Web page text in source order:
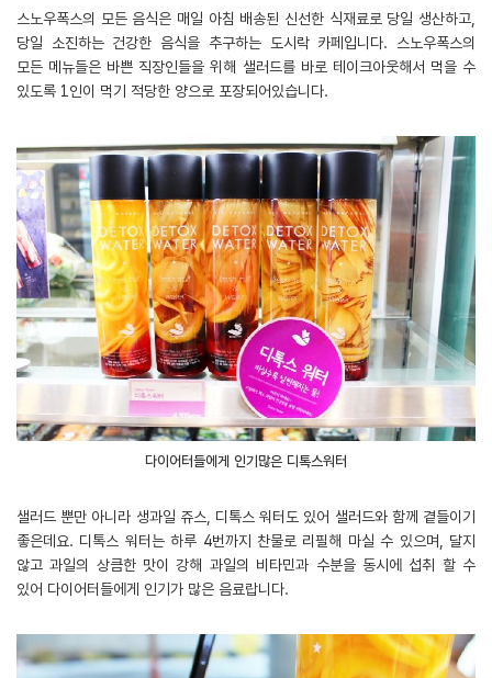
스노우폭스의 모든 음식은 매일 아침 배송된 신선한 식재료로 당일 생산하고,
당일 소진하는 건강한 음식을 추구하는 도시락 카페입니다. 스노우폭스의
모든 메뉴들은 바쁜 직장인들을 위해 샐러드를 바로 테이크아웃해서 먹을 수
있도록 1인이 먹기 적당한 양으로 포장되어있습니다.
다이어터들에게 인기많은 디톡스워터
샐러드 뿐만 아니라 생과일 쥬스, 디톡스 워터도 있어 샐러드와 함께 곁들이기
좋은데요. 디톡스 워터는 하루 4번까지 찬물로 리필해 마실 수 있으며, 달지
않고 과일의 상큼한 맛이 강해 과일의 비타민과 수분을 동시에 섭취 할 수
있어 다이어터들에게 인기가 많은 음료랍니다.